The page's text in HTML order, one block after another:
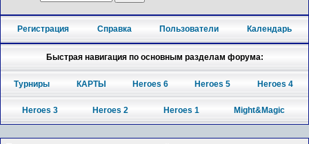
Регистрация Справка Пользователи Календарь
Быстрая навигация по основным разделам форума:
Турниры КАРТЫ Heroes 6 Heroes 5 Heroes 4
Heroes 3 Heroes 2 Heroes 1 Might&Magic